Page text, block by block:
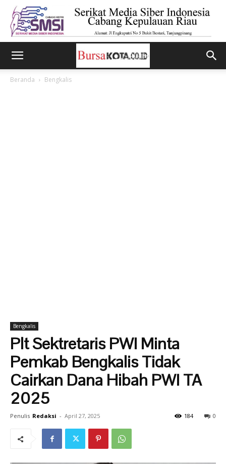
Beranda Bengkalis
Bengkalis
Plt Sektretaris PWI Minta
Pemkab Bengkalis Tidak
Cairkan Dana Hibah PWI TA
2025
Penulis Redaksi - April 27, 2025 0
184